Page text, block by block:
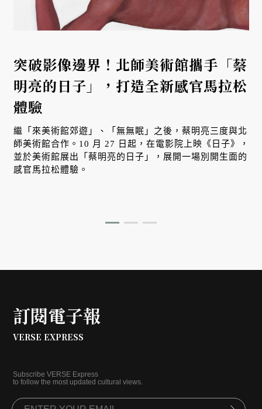
突破影像邊界！北師美術館攜手「蔡
明亮的日子」，打造全新感官馬拉松
體驗
繼「來美術館郊遊」、「無無眠」之後，蔡明亮三度與北
師美術館合作。10 月 27 日起，在電影院上映《日子》，
並於美術館展出「蔡明亮的日子」，展開一場別開生面的
感官馬拉松體驗。
訂閱電子報
VERSE EXPRESS
Subscribe VERSE Express
to follow the most updated cultural views.